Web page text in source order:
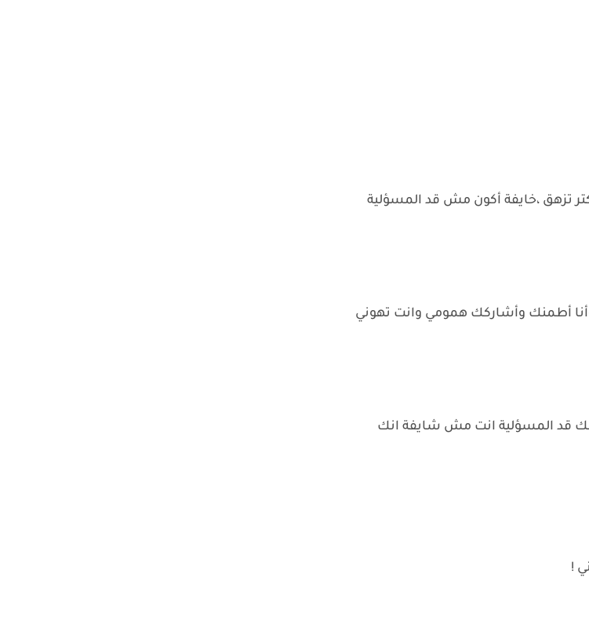
تزهق ،خايفة أكون مش قد المسؤلية
أطمنك وأشاركك همومي وانت تهوني
قد المسؤلية انت مش شايفة انك
!